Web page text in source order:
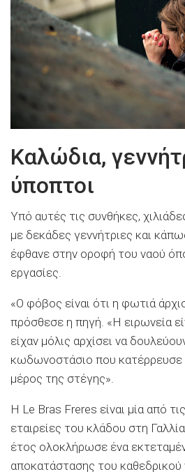
Καλώδια,
ύποπτοι
Υπό αυτές τις συνθήκες,
με δεκάδες γεννήτριες και
έφθανε στην οροφή του ναού
εργασίες.
«Ο φόβος είναι ότι η φωτιά
πρόσθεσε η πηγή. «Η ειρωνεία
είχαν μόλις αρχίσει να
κωδωνοστάσιο που κατέρρευσε
μέρος της στέγης».
Η Le Bras Freres είναι μία από
εταιρείες του κλάδου στη
έτος ολοκλήρωσε ένα
αποκατάστασης του